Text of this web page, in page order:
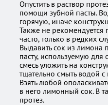
Опустить в раствор
помощи зубной пасты.
горячую, иначе
Также не рекомендуется
часто, только в редких
Выдавить сок из
пасту, используемую
смесь уложить на
тщательно смыть водой
Взять любой
в него лимонный сок. В
протез.